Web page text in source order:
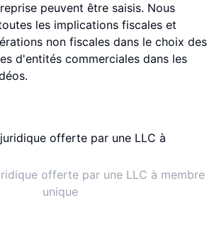
peuvent être saisis. Nous
les implications fiscales et
non fiscales dans le choix des
d'entités commerciales dans les
offerte par une LLC à membre
unique